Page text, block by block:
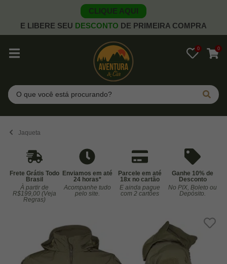
CLIQUE AQUI
E LIBERE SEU DESCONTO DE PRIMEIRA COMPRA
0 0
Pesquisar
Jaqueta
Frete Grátis Todo
Brasil
À partir de
R$199,00 (Veja
Regras)
Enviamos em até
24 horas*
Acompanhe tudo
pelo site.
Parcele em até
18x no cartão
E ainda pague
com 2 cartões
Ganhe 10% de
Desconto
No PIX, Boleto ou
Depósito.